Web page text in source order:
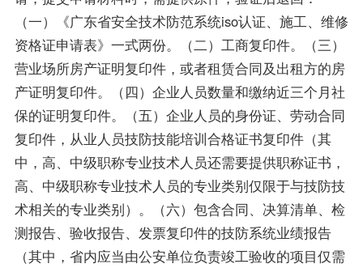
（一）《广东省安全技术防范系统iso认证、施工、维修
资格证申请表》一式两份。（二）工商复印件。（三）
营业场所房产证明复印件，或者租赁合同及出租方的房
产证明复印件。（四）企业人员数量和缴纳近三个月社
保的证明复印件。（五）企业人员的身份证、劳动合同
复印件，从业人员技防技能培训合格证书复印件（其
中，高、中级职称专业技术人员还需要提供职称证书，
高、中级职称专业技术人员的专业类别仅限于与技防技
术相关的专业类别）。（六）包含合同、决算清单、检
测报告、验收报告、发票复印件的技防系统业绩报告
（其中，省内应当由公安单位负责竣工验收的项目仅需